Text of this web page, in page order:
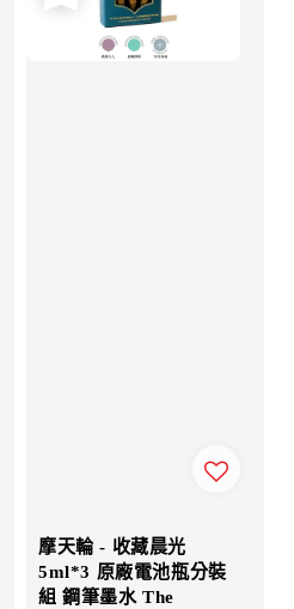
摩天輪 - 收藏晨光
5ml*3 原廠電池瓶分裝
組 鋼筆墨水 The